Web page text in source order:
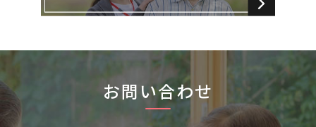
お問い合わせ